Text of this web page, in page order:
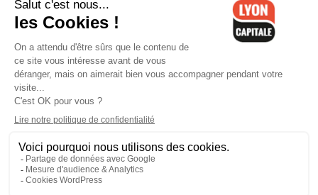
Contactez-nous-Mentions légales-CGV-Politique de
confidentialité-Gestion des cookies